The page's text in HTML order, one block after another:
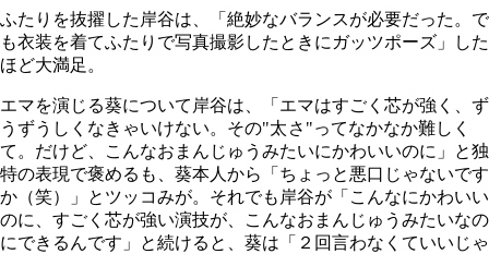
ふたりを抜擢した岸谷は、「絶妙なバランスが必要だった。で
も衣装を着てふたりで写真撮影したときにガッツポーズ」した
ほど大満足。
エマを演じる葵について岸谷は、「エマはすごく芯が強く、ず
うずうしくなきゃいけない。その"太さ "ってなかなか難しく
て。だけど、こんなおまんじゅうみたいにかわいいのに」と独
特の表現で褒めるも、葵本人から「ちょっと悪口じゃないです
か（笑）」とツッコみが。それでも岸谷が「こんなにかわいい
のに、すごく芯が強い演技が、こんなおまんじゅうみたいなの
にできるんです」と続けると、葵は「２回言わなくていいじゃ